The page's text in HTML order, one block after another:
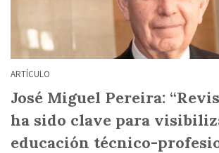
ARTÍCULO
José Miguel Pereira:
ha sido clave para
educación técnico-